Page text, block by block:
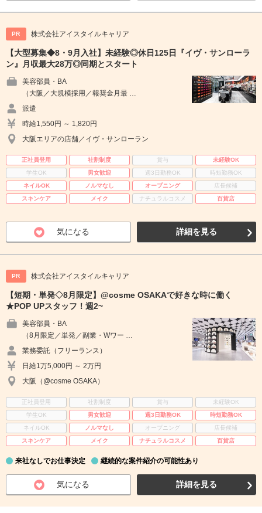
PR 株式会社アイスタイルキャリア
【大型募集◆8・9月入社】未経験◎休日125日『イヴ・サンローラ
ン』月収最大28万◎同期とスタート
美容部員・BA
（大阪／大規模採用／報奨金月最 …
派遣
時給1,550円 ～ 1,820円
大阪エリアの店舗／イヴ・サンローラン
正社員登用 社割制度 賞与
未経験OK
学生OK
男女歓迎 週3日勤務OK
時短勤務OK
ネイルOK
ノルマなし オープニング
店長候補
スキンケア
メイク ナチュラルコスメ 百貨店
気になる 詳細を見る
PR 株式会社アイスタイルキャリア
【短期・単発◇8月限定】@cosme OSAKAで好きな時に働く
★POP UPスタッフ！週2~
美容部員・BA
（8月限定／単発／副業・Wワー …
業務委託（フリーランス）
日給1万5,000円 ～ 2万円
大阪（@cosme OSAKA）
正社員登用 社割制度 賞与
未経験OK
学生OK
男女歓迎 週3日勤務OK
時短勤務OK
ネイルOK
ノルマなし オープニング
店長候補
スキンケア
メイク ナチュラルコスメ 百貨店
来社なしでお仕事決定 継続的な案件紹介の可能性あり
気になる 詳細を見る